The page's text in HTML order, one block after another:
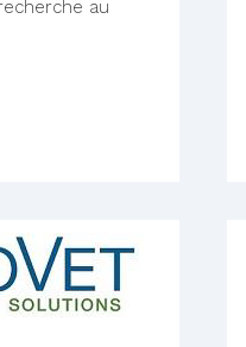
au
la suite